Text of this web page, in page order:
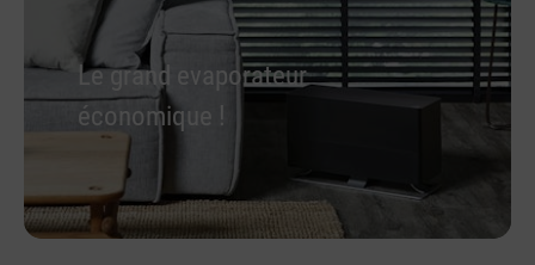
Le grand evaporateur
économique !